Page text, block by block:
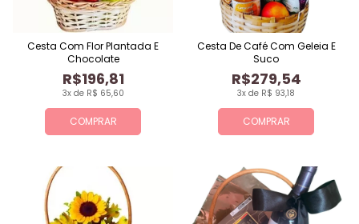
COMPRAR
3x de R$ 65,60
R$196,81
Cesta Com Flor Plantada E
Chocolate
COMPRAR
3x de R$ 93,18
R$279,54
Cesta De Café Com Geleia E
Suco